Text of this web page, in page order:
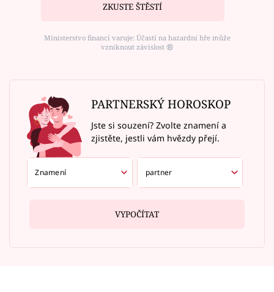
ZKUSTE ŠTĚSTÍ
Ministerstvo financí varuje: Účastí na hazardní hře může
vzniknout závislost ⑱
PARTNERSKÝ HOROSKOP
Jste si souzení? Zvolte znamení a
zjistěte, jestli vám hvězdy přejí.
VYPOČÍTAT